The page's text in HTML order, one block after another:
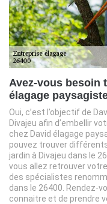
Avez-vous besoin
élagage
Oui, c’est l’objectif de
Divajeu afin d’embellir
chez David élagage
pouvez trouver
jardin à Divajeu dans le
vous allez retrouver
des spécialistes
dans le 26400. Rendez-
connaitre et de prendre